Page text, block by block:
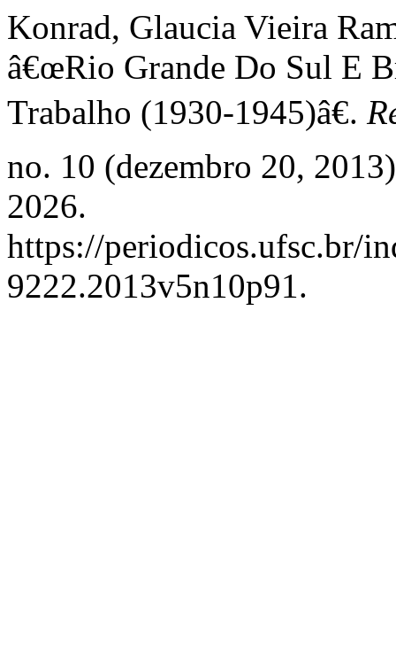
Konrad, Glaucia Vieira
â€œRio Grande Do Sul E
Trabalho (1930-1945)â€.
no. 10 (dezembro 20,
2026.
https://periodicos.ufsc.br/
9222.2013v5n10p91.